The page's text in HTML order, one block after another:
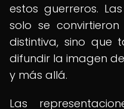
estos guerreros.
solo se
distintiva, sino que
difundir la imagen
y más allá.
Las